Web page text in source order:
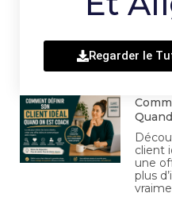
Regarder le
client
une
plus